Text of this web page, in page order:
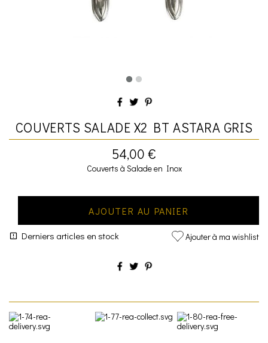
COUVERTS SALADE X2 BT ASTARA GRIS
54,00 €
Couverts à Salade en Inox
AJOUTER AU PANIER
Derniers articles en stock Ajouter à ma wishlist